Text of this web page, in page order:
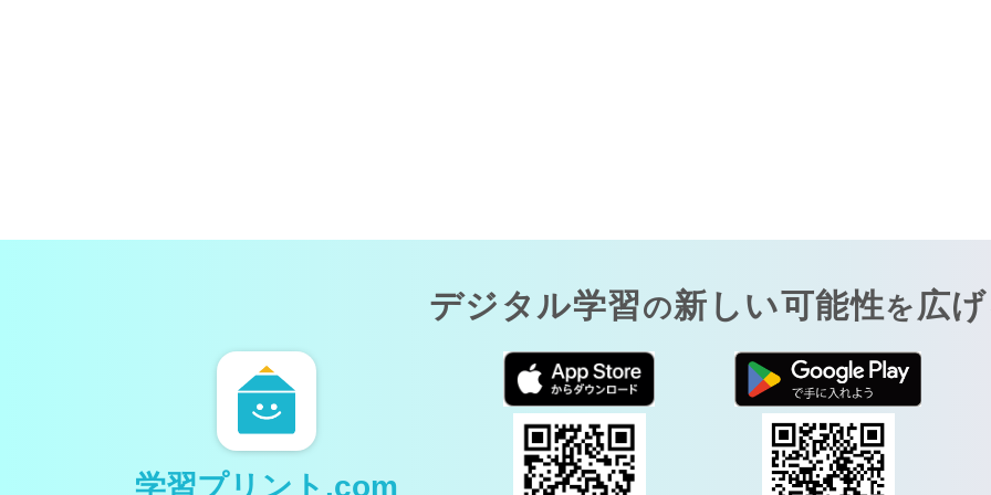
デジタル学習の新しい可能性を 広
学習プリント.com